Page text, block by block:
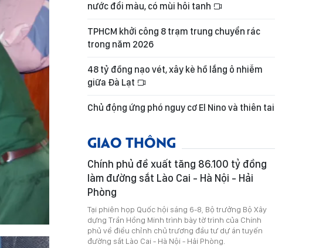
nước đổi màu, có mùi hôi tanh
TPHCM khởi công 8 trạm trung chuyển rác
trong năm 2026
48 tỷ đồng nạo vét, xây kè hồ lắng ô nhiễm
giữa Đà Lạt
Chủ động ứng phó nguy cơ El Nino và thiên tai
GIAO THÔNG
Chính phủ đề xuất tăng 86.100 tỷ đồng
làm đường sắt Lào Cai - Hà Nội - Hải
Phòng
Tại phiên họp Quốc hội sáng 6-8, Bộ trưởng Bộ Xây
dựng Trần Hồng Minh trình bày tờ trình của Chính
phủ về điều chỉnh chủ trương đầu tư dự án tuyến
đường sắt Lào Cai - Hà Nội - Hải Phòng.